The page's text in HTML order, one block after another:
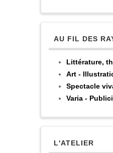
AU FIL DES
Littérature,
Art -
Spectacle
Varia -
L'ATELIER